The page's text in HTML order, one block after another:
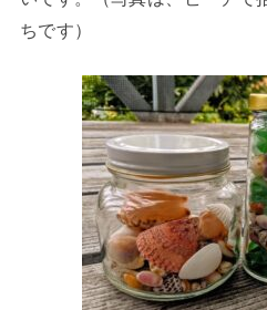
ちです）